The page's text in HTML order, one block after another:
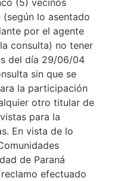
(5) vecinos
lo asentado
por el agente
consulta) no tener
del día 29/06/04
sin que se
la participación
otro titular de
para la
En vista de lo
de Paraná
efectuado